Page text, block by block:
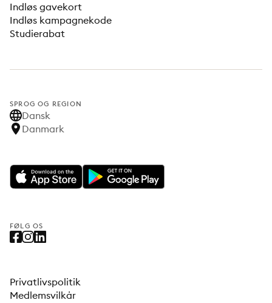
Indløs gavekort
Indløs kampagnekode
Studierabat
SPROG OG REGION
Dansk
Danmark
FØLG OS
Privatlivspolitik
Medlemsvilkår